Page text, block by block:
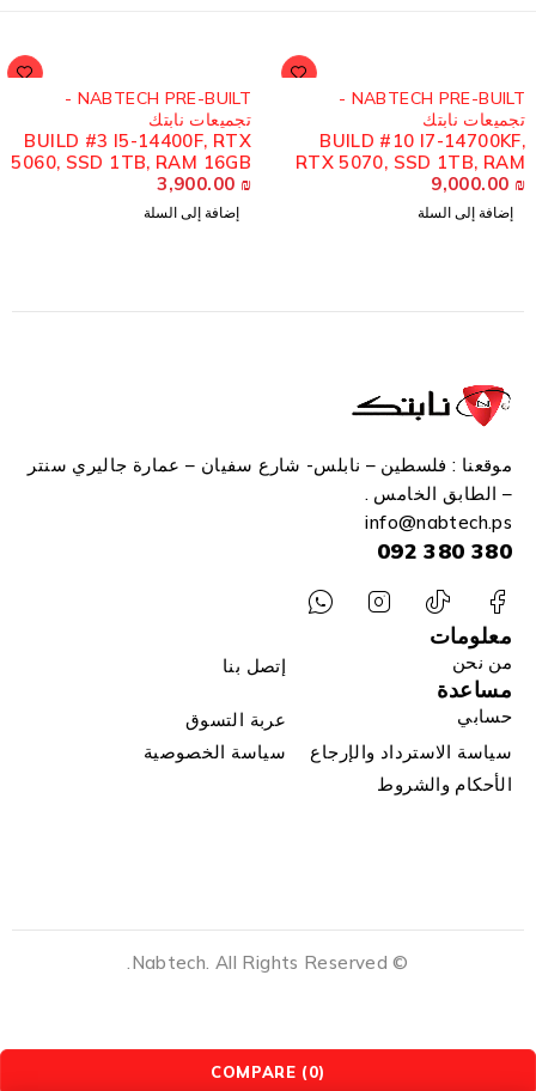
NABTECH PRE-BUILT -
تجميعات نابتك
BUILD #10 I7-14700KF,
RTX 5070, SSD 1TB, RAM
32GB D5
9,000.00₪
إضافة إلى السلة
NABTECH PRE-BUILT -
تجميعات نابتك
BUILD #3 I5-14400F, RTX
5060, SSD 1TB, RAM 16GB
D4
3,900.00₪
إضافة إلى السلة
موقعنا : فلسطين – نابلس- شارع سفيان – عمارة جاليري سنتر
– الطابق الخامس .
info@nabtech.ps
380 380 092
معلومات
من نحن إتصل بنا
مساعدة
حسابي
عربة التسوق
سياسة الاسترداد والإرجاع
سياسة الخصوصية
الأحكام والشروط
© Nabtech. All Rights Reserved.
COMPARE (0)